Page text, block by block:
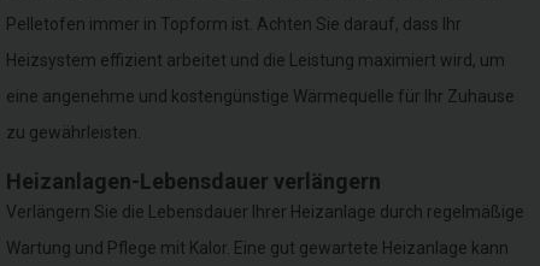
Pelletofen immer in Topform ist. Achten Sie darauf, dass Ihr
Heizsystem effizient arbeitet und die Leistung maximiert wird, um
eine angenehme und kostengünstige Wärmequelle für Ihr Zuhause
zu gewährleisten.
Heizanlagen-Lebensdauer verlängern
Verlängern Sie die Lebensdauer Ihrer Heizanlage durch regelmäßige
Wartung und Pflege mit Kalor. Eine gut gewartete Heizanlage kann